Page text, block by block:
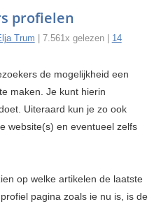
profielen
Trum | 7.561x gelezen | 14
de mogelijkheid een
maken. Je kunt hierin
Uiteraard kun je zo ook
website(s) en eventueel zelfs
op welke artikelen de laatste
pagina zoals ie nu is, is de